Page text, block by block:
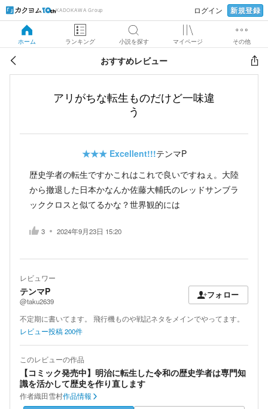
KADOKAWA Group ログイン 新規登録
ホーム ランキング 小説を探す マイページ その他
おすすめレビュー
アリがちな転生ものだけど一味違
う
★★★ Excellent!!!テンマP
歴史学者の転生ですかこれはこれで良いですねぇ。大陸
から撤退した日本かなんか佐藤大輔氏のレッドサンブラ
ッククロスと似てるかな？世界観的には
3 2024年9月23日 15:20
レビュワー
テンマP
@taku2639
フォロー
不定期に書いてます。 飛行機ものや戦記ネタをメインでやってます。
レビュー投稿200件
このレビューの作品
【コミック発売中】明治に転生した令和の歴史学者は専門知
識を活かして歴史を作り直します
作者織田雪村作品情報